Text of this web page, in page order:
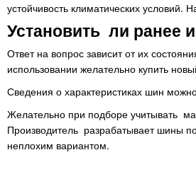
устойчивость климатических
Установить ли ранее
Ответ на вопрос зависит от их
использовании желательно купить
Сведения о характеристиках шин
Желательно при подборе учитывать
Производитель разрабатывает шины
неплохим вариантом.